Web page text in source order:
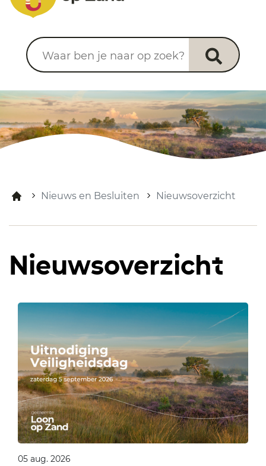
Waar ben je naar op zoek?
Nieuws en Besluiten Nieuwsoverzicht
Nieuwsoverzicht
05 aug. 2026